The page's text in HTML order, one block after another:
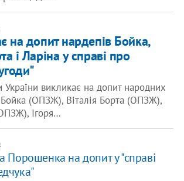
на допит нардепів Бойка,
і Ларіна у справі про
викликає на допит народних
Бойка (ОПЗЖ), Віталія Борта (ОПЗЖ),
Ігоря…
Порошенка на допит у "справі